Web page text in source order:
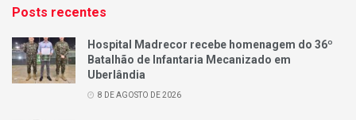
Posts recentes
Hospital Madrecor recebe homenagem do 36º
Batalhão de Infantaria Mecanizado em
Uberlândia
8 DE AGOSTO DE 2026